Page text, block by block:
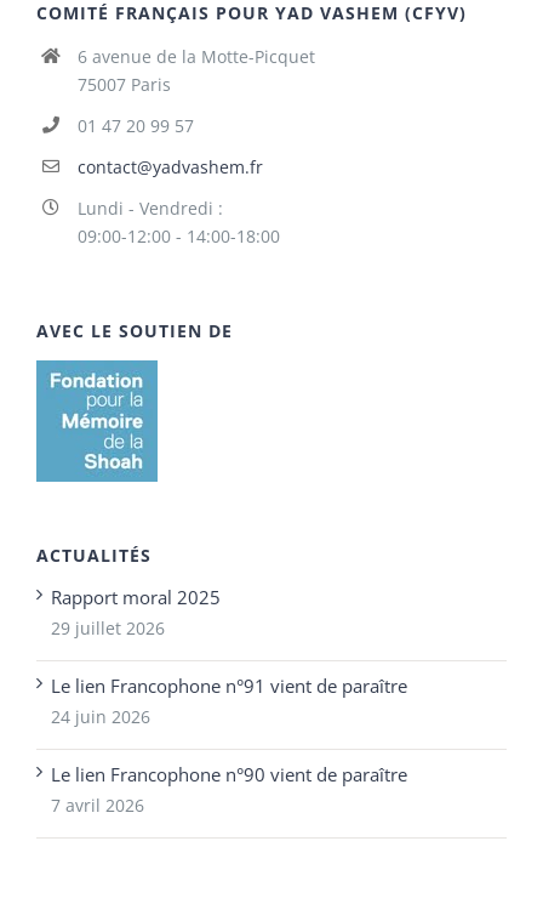
COMITÉ FRANÇAIS POUR YAD VASHEM (CFYV)
6 avenue de la Motte-Picquet
75007 Paris
01 47 20 99 57
contact@yadvashem.fr
Lundi - Vendredi :
09:00-12:00 - 14:00-18:00
AVEC LE SOUTIEN DE
ACTUALITÉS
Rapport moral 2025
29 juillet 2026
Le lien Francophone n°91 vient de paraître
24 juin 2026
Le lien Francophone n°90 vient de paraître
7 avril 2026